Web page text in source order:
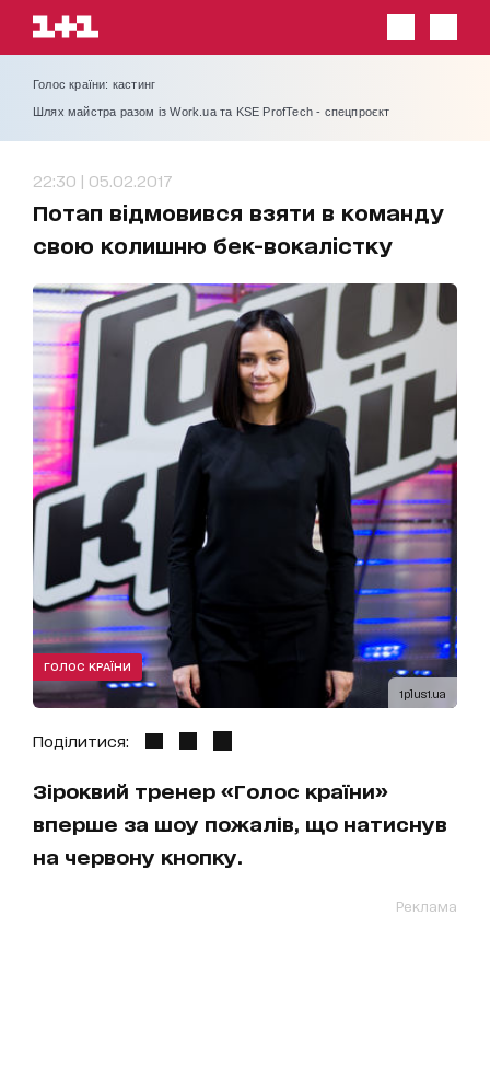
Голос країни: кастинг
Шлях майстра разом із Work.ua та KSE ProfTech - спецпроєкт
22:30 | 05.02.2017
Потап відмовився взяти в команду
свою колишню бек-вокалістку
1plus1.ua
ГОЛОС КРАЇНИ
Поділитися:
Зіроквий тренер «Голос країни»
вперше за шоу пожалів, що натиснув
на червону кнопку.
Реклама